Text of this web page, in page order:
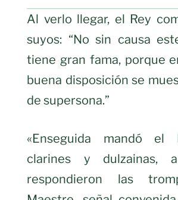
Al verlo llegar, el Rey
suyos: “No sin causa
tiene gran fama, porque
buena disposición se
de supersona.”
«Enseguida mandó el
clarines y dulzainas,
respondieron las